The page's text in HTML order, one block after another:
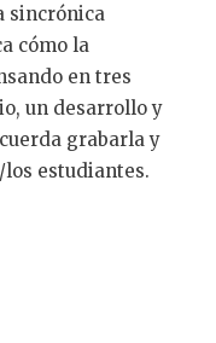
sincrónica
cómo la
en tres
un desarrollo y
grabarla y
estudiantes.